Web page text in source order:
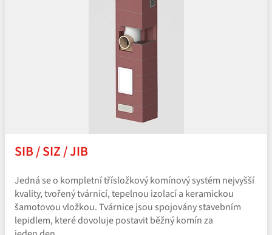
SIB / SIZ / JIB
Jedná se o kompletní třísložkový komínový systém nejvyšší
kvality, tvořený tvárnicí, tepelnou izolací a keramickou
šamotovou vložkou. Tvárnice jsou spojovány stavebním
lepidlem, které dovoluje postavit běžný komín za